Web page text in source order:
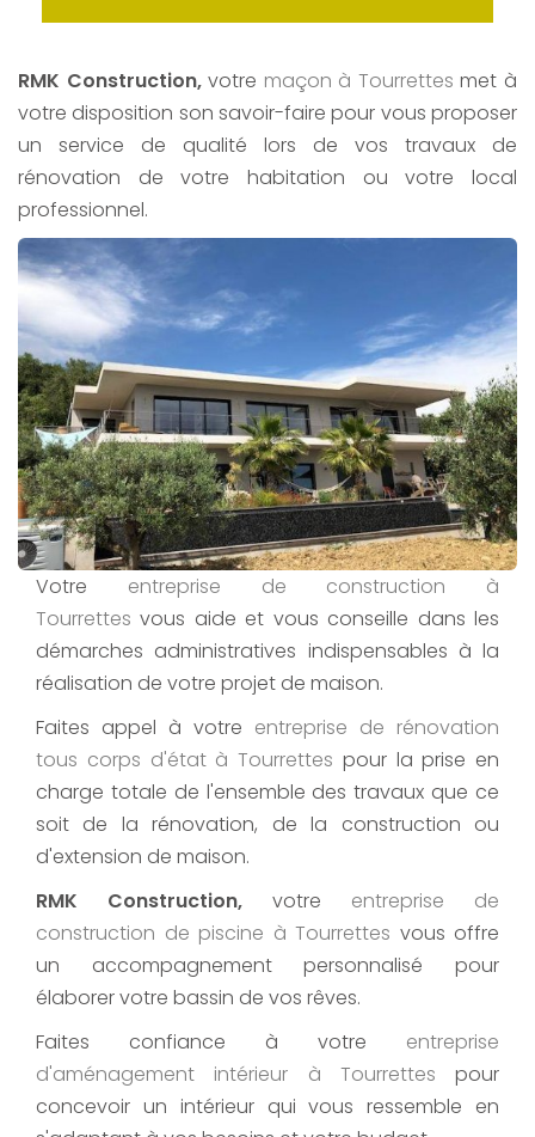
RMK Construction,votre maçon à Tourrettes met à
votre disposition son savoir-faire pour vous proposer
un service de qualité lors de vos travaux de
rénovation de votre habitation ou votre local
professionnel.
Votre entreprise de construction à
Tourrettes vous aide et vous conseille dans les
démarches administratives indispensables à la
réalisation de votre projet de maison.
Faites appel à votre entreprise de rénovation
tous corps d'état à Tourrettes pour la prise en
charge totale de l'ensemble des travaux que ce
soit de la rénovation, de la construction ou
d'extension de maison.
RMK Construction, votre entreprise de
construction de piscine à Tourrettes vous offre
un accompagnement personnalisé pour
élaborer votre bassin de vos rêves.
Faites confiance à votre entreprise
d'aménagement intérieur à Tourrettes pour
concevoir un intérieur qui vous ressemble en